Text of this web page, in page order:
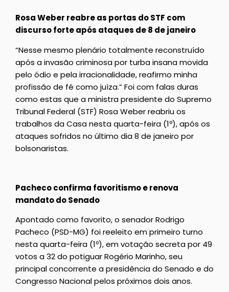
Rosa Weber reabre as portas do STF com
discurso forte após ataques de 8 de janeiro
“Nesse mesmo plenário totalmente reconstruído
após a invasão criminosa por turba insana movida
pelo ódio e pela irracionalidade, reafirmo minha
profissão de fé como juíza.” Foi com falas duras
como estas que a ministra presidente do Supremo
Tribunal Federal (STF) Rosa Weber reabriu os
trabalhos da Casa nesta quarta-feira (1º), após os
ataques sofridos no último dia 8 de janeiro por
bolsonaristas.
Pacheco confirma favoritismo e renova
mandato do Senado
Apontado como favorito, o senador Rodrigo
Pacheco (PSD-MG) foi reeleito em primeiro turno
nesta quarta-feira (1º), em votação secreta por 49
votos a 32 do potiguar Rogério Marinho, seu
principal concorrente a presidência do Senado e do
Congresso Nacional pelos próximos dois anos.